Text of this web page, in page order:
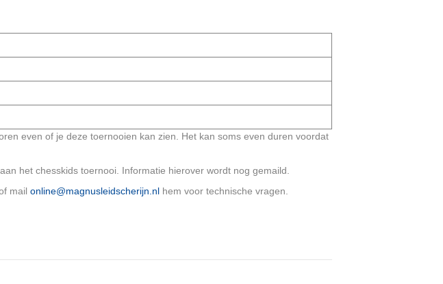
even of je deze toernooien kan zien. Het kan soms even duren voordat
het chesskids toernooi. Informatie hierover wordt nog gemaild.
mail online@magnusleidscherijn.nl hem voor technische vragen.